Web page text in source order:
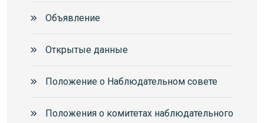
Объявление
Открытые данные
Положение о Наблюдательном совете
Положения о комитетах наблюдательного